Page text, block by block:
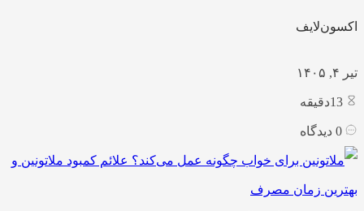
اکسون‌لایف
تیر ۴, ۱۴۰۵
دقیقه
دیدگاه